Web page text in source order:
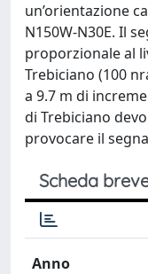
un’orientazione
N150W-N30E. Il
proporzionale al
Trebiciano (100
a 9.7 m di
di Trebiciano
provocare il
Scheda
Anno